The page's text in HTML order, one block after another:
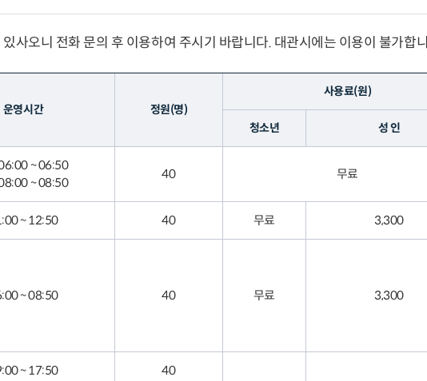
사오니 전화 문의 후 이용하여 주시기 바랍니다. 대관시에는 이용이 불가합
운영시간 정원(명)
사용료(원)
청소년 성 인
~ 06:50
~ 08:50
40 무료
~ 12:50 40 무료 3,300
~ 08:50 40 무료 3,300
~ 17:50 40